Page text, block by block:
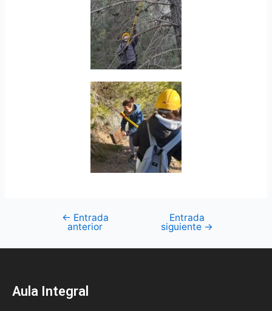
← Entrada
anterior
Entrada
siguiente →
Aula Integral